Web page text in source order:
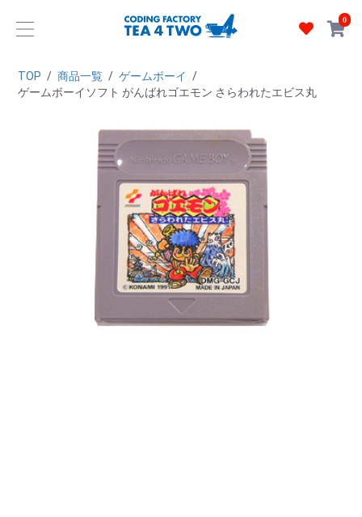
0
TOP / 商品一覧 / ゲームボーイ /
ゲームボーイソフト がんばれゴエモン さらわれたエビス丸